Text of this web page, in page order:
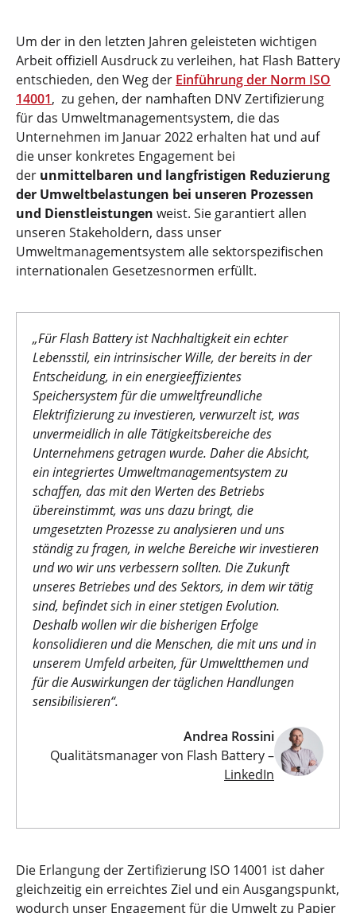
Um der in den letzten Jahren geleisteten wichtigen
Arbeit offiziell Ausdruck zu verleihen, hat Flash Battery
entschieden, den Weg der Einführung der Norm ISO
14001, zu gehen, der namhaften DNV Zertifizierung
für das Umweltmanagementsystem, die das
Unternehmen im Januar 2022 erhalten hat und auf
die unser konkretes Engagement bei
der unmittelbaren und langfristigen Reduzierung
der Umweltbelastungen bei unseren Prozessen
und Dienstleistungen weist. Sie garantiert allen
unseren Stakeholdern, dass unser
Umweltmanagementsystem alle sektorspezifischen
internationalen Gesetzesnormen erfüllt.
„Für Flash Battery ist Nachhaltigkeit ein echter
Lebensstil, ein intrinsischer Wille, der bereits in der
Entscheidung, in ein energieeffizientes
Speichersystem für die umweltfreundliche
Elektrifizierung zu investieren, verwurzelt ist, was
unvermeidlich in alle Tätigkeitsbereiche des
Unternehmens getragen wurde. Daher die Absicht,
ein integriertes Umweltmanagementsystem zu
schaffen, das mit den Werten des Betriebs
übereinstimmt, was uns dazu bringt, die
umgesetzten Prozesse zu analysieren und uns
ständig zu fragen, in welche Bereiche wir investieren
und wo wir uns verbessern sollten. Die Zukunft
unseres Betriebes und des Sektors, in dem wir tätig
sind, befindet sich in einer stetigen Evolution.
Deshalb wollen wir die bisherigen Erfolge
konsolidieren und die Menschen, die mit uns und in
unserem Umfeld arbeiten, für Umweltthemen und
für die Auswirkungen der täglichen Handlungen
sensibilisieren“.
Andrea Rossini
Qualitätsmanager von Flash Battery –
LinkedIn
Die Erlangung der Zertifizierung ISO 14001 ist daher
gleichzeitig ein erreichtes Ziel und ein Ausgangspunkt,
wodurch unser Engagement für die Umwelt zu Papier